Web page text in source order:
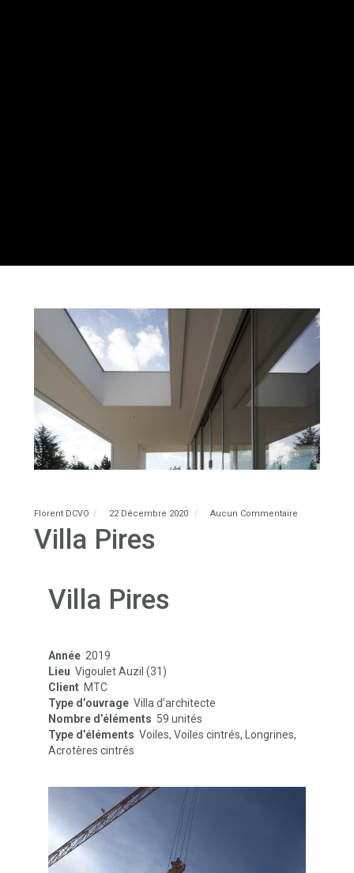
Florent DCVO 22 Décembre 2020 Aucun Commentaire
Villa Pires
Villa Pires
Année2019
Lieu Vigoulet Auzil (31)
ClientMTC
Type d’ouvrageVilla d’architecte
Nombre d’éléments 59 unités
Type d’éléments Voiles, Voiles cintrés, Longrines,
Acrotères cintrés